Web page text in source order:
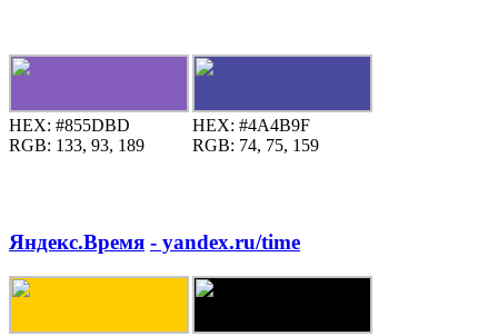
HEX: #855DBD
RGB: 133, 93, 189
HEX: #4A4B9F
RGB: 74, 75, 159
Яндекс.Время - yandex.ru/time